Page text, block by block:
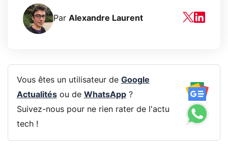
Par Alexandre Laurent
Vous êtes un utilisateur de Google
Actualitésou de WhatsApp?
Suivez-nous pour ne rien rater de l'actu
tech !